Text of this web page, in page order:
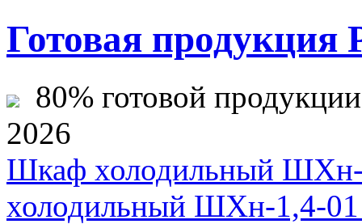
Готовая продукция
80% готовой
2026
Шкаф холодильный
холодильный ШХн-1,4-